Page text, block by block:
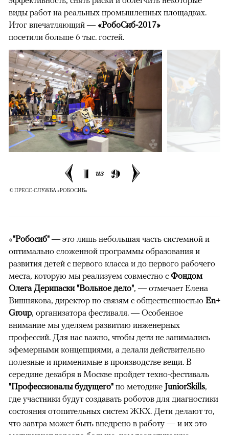
виды работ на реальных промышленных площадках.
Итог впечатляющий — «РобоСиб-2017»
посетили больше 6 тыс. гостей.
1 из 9
© ПРЕСС-СЛУЖБА «РОБОСИБ»
«"Робосиб" — это лишь небольшая часть системной и
оптимально сложенной программы образования и
развития детей с первого класса и до первого рабочего
места, которую мы реализуем совместно с Фондом
Олега Дерипаски "Вольное дело", — отмечает Елена
Вишнякова, директор по связям с общественностью En+
Group, организатора фестиваля. — Особенное
внимание мы уделяем развитию инженерных
профессий. Для нас важно, чтобы дети не занимались
эфемерными концепциями, а делали действительно
полезные и применимые в производстве вещи. В
середине декабря в Москве пройдет техно-фестиваль
"Профессионалы будущего" по методике JuniorSkills,
где участники будут создавать роботов для диагностики
состояния отопительных систем ЖКХ. Дети делают то,
что завтра может быть внедрено в работу — и их это